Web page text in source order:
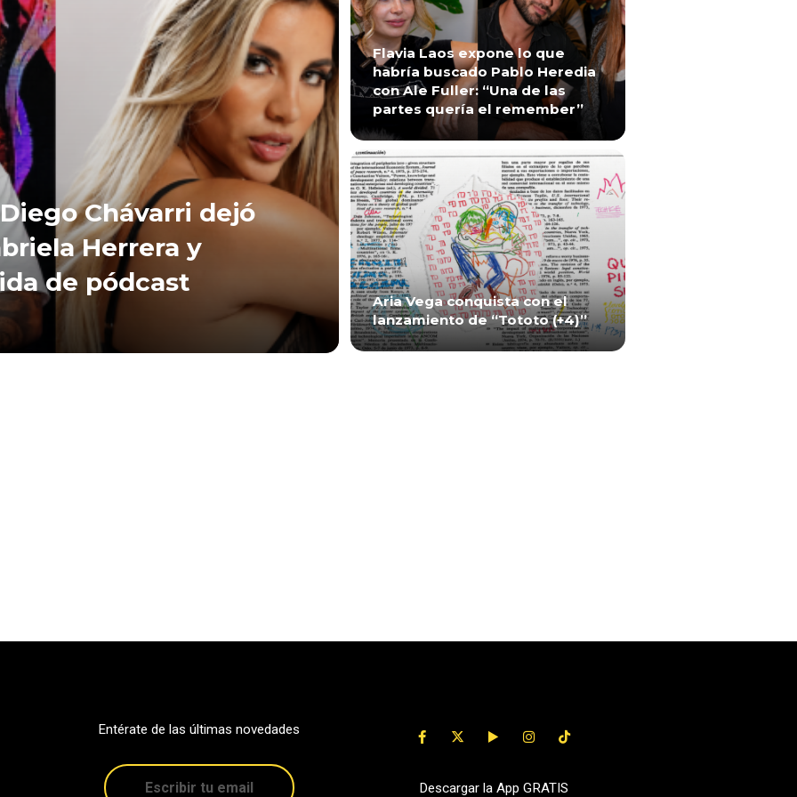
Chávarri dejó
Herrera y
de pódcast
Flavia Laos expone lo que
habría buscado Pablo Heredia
con Ale Fuller: “Una de las
partes quería el remember”
Aria Vega conquista con el
lanzamiento de “Tototo (+4)”
Entérate de las últimas novedades
Descargar la App GRATIS